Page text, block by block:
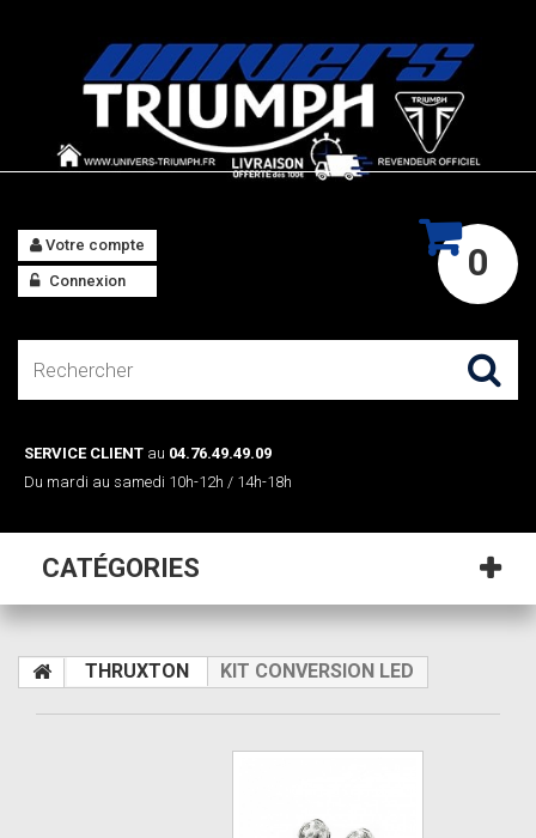
0
Votre compte
Connexion
SERVICE CLIENT au 04.76.49.49.09
Du mardi au samedi 10h-12h / 14h-18h
CATÉGORIES
THRUXTON KIT CONVERSION LED